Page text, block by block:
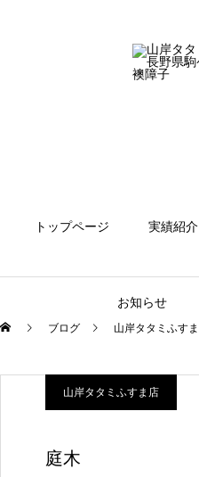
トップページ 実績紹介
お知らせ
ブログ 山岸タタミふす
山岸タタミふすま店
庭木